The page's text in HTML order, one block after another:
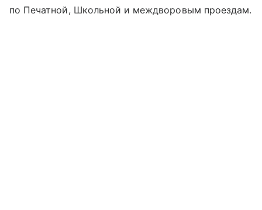
по Печатной, Школьной и междворовым проездам.